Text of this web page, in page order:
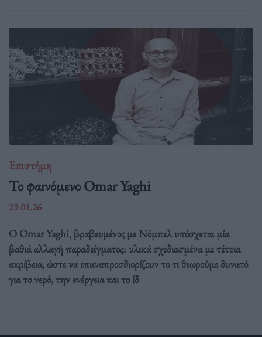
Επιστήμη
Το φαινόμενο Omar Yaghi
29.01.26
Ο Omar Yaghi, βραβευμένος με Νόμπελ υπόσχεται μία
βαθιά αλλαγή παραδείγματος: υλικά σχεδιασμένα με τέτοια
ακρίβεια, ώστε να επαναπροσδιορίζουν το τι θεωρούμε δυνατό
για το νερό, την ενέργεια και το ίδ